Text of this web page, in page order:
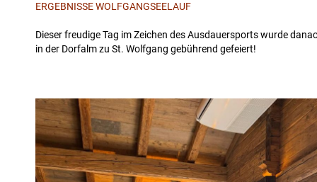
ERGEBNISSE WOLFGANGSEELAUF
Dieser freudige Tag im Zeichen des Ausdauersports wurde
in der Dorfalm zu St. Wolfgang gebührend gefeiert!